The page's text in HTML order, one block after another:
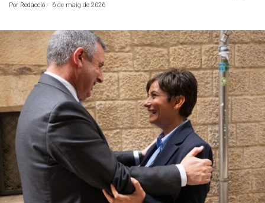
Por Redacció - 6 de maig de 2026